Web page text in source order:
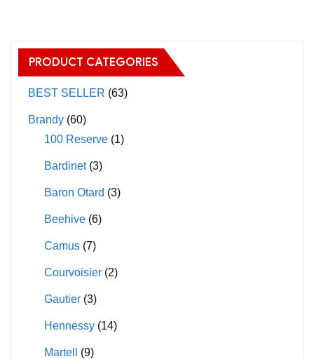
PRODUCT CATEGORIES
BEST SELLER (63)
Brandy (60)
100 Reserve (1)
Bardinet (3)
Baron Otard (3)
Beehive (6)
Camus (7)
Courvoisier (2)
Gautier (3)
Hennessy (14)
Martell (9)